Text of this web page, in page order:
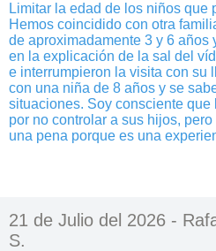
Limitar la edad de los niños que
Hemos coincidido con otra
de aproximadamente 3 y 6 años
en la explicación de la sal del
e interrumpieron la visita con su
con una niña de 8 años y se
situaciones. Soy consciente
por no controlar a sus hijos,
una pena porque es una
21 de Julio del 2026 -
S.